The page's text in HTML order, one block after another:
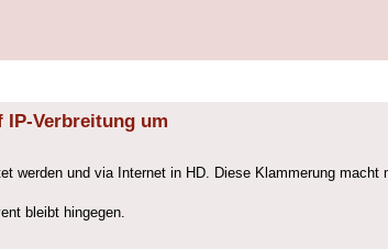
IP-Verbreitung um
werden und via Internet in HD. Diese Klammerung macht
bleibt hingegen.